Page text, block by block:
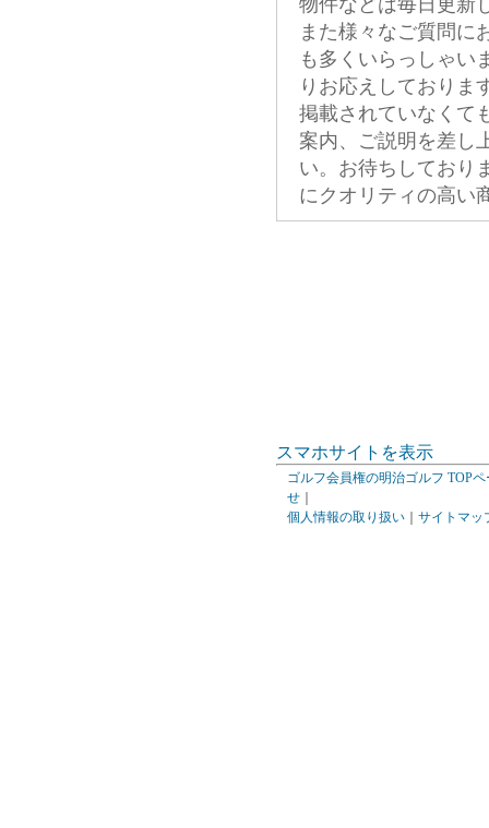
物件などは毎日更新
また様々なご質問に
も多くいらっしゃい
りお応えしておりま
掲載されていなくて
案内、ご説明を差し
い。お待ちしており
にクオリティの高い
スマホサイトを表示
ゴルフ会員権の明治ゴルフ TOPペ
せ
個人情報の取り扱い
サイトマッ